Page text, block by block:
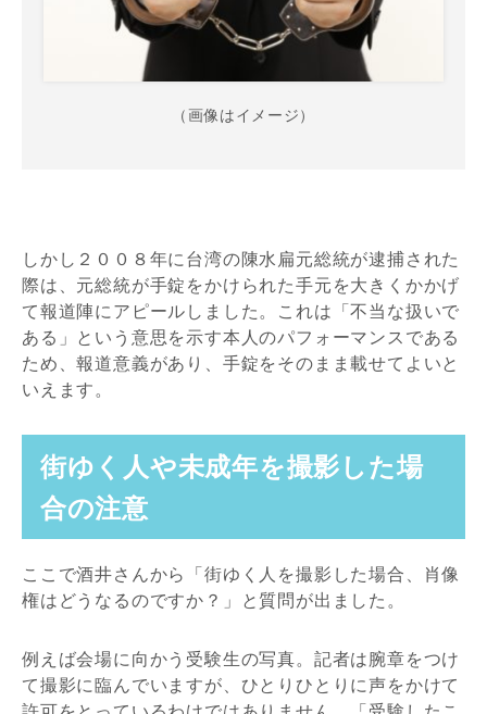
（画像はイメージ）
しかし２００８年に台湾の陳水扁元総統が逮捕された
際は、元総統が手錠をかけられた手元を大きくかかげ
て報道陣にアピールしました。これは「不当な扱いで
ある」という意思を示す本人のパフォーマンスである
ため、報道意義があり、手錠をそのまま載せてよいと
いえます。
街ゆく人や未成年を撮影した場
合の注意
ここで酒井さんから「街ゆく人を撮影した場合、肖像
権はどうなるのですか？」と質問が出ました。
例えば会場に向かう受験生の写真。記者は腕章をつけ
て撮影に臨んでいますが、ひとりひとりに声をかけて